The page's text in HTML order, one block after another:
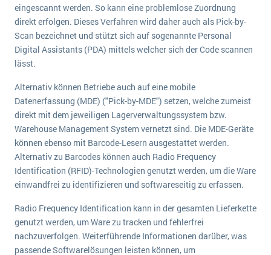
eingescannt werden. So kann eine problemlose Zuordnung
direkt erfolgen. Dieses Verfahren wird daher auch als Pick-by-
Scan bezeichnet und stützt sich auf sogenannte Personal
Digital Assistants (PDA) mittels welcher sich der Code scannen
lässt.
Alternativ können Betriebe auch auf eine mobile
Datenerfassung (MDE) ("Pick-by-MDE") setzen, welche zumeist
direkt mit dem jeweiligen Lagerverwaltungssystem bzw.
Warehouse Management System vernetzt sind. Die MDE-Geräte
können ebenso mit Barcode-Lesern ausgestattet werden.
Alternativ zu Barcodes können auch Radio Frequency
Identification (RFID)-Technologien genutzt werden, um die Ware
einwandfrei zu identifizieren und softwareseitig zu erfassen.
Radio Frequency Identification kann in der gesamten Lieferkette
genutzt werden, um Ware zu tracken und fehlerfrei
nachzuverfolgen. Weiterführende Informationen darüber, was
passende Softwarelösungen leisten können, um